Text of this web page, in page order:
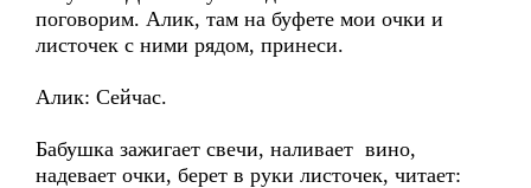
поговорим. Алик, там на буфете мои очки и
листочек с ними рядом, принеси.
Алик: Сейчас.
Бабушка зажигает свечи, наливает вино,
надевает очки, берет в руки листочек, читает: